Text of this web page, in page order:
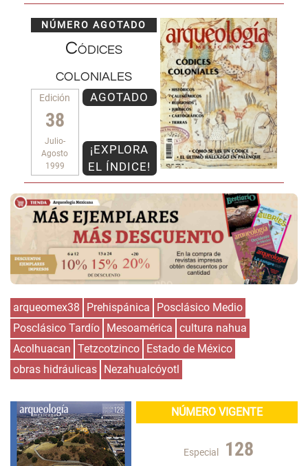
NÚMERO AGOTADO
Códices
coloniales
Edición
38
Julio-
Agosto
1999
AGOTADO
¡EXPLORA
EL ÍNDICE!
arqueomex38 Prehispánica
Posclásico Medio
Posclásico Tardío Mesoamérica cultura nahua
Acolhuacan Tetzcotzinco Estado de México
obras hidráulicas Nezahualcóyotl
NÚMERO VIGENTE
Especial 128